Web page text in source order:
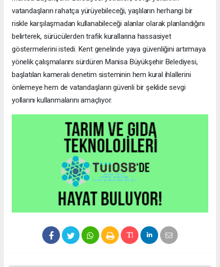
vatandaşların rahatça yürüyebileceği, yaşlıların herhangi bir
riskle karşılaşmadan kullanabileceği alanlar olarak planlandığını
belirterek, sürücülerden trafik kurallarına hassasiyet
göstermelerini istedi. Kent genelinde yaya güvenliğini artırmaya
yönelik çalışmalarını sürdüren Manisa Büyükşehir Belediyesi,
başlatılan kameralı denetim sisteminin hem kural ihlallerini
önlemeye hem de vatandaşların güvenli bir şeklide sevgi
yollarını kullanmalarını amaçlıyor.